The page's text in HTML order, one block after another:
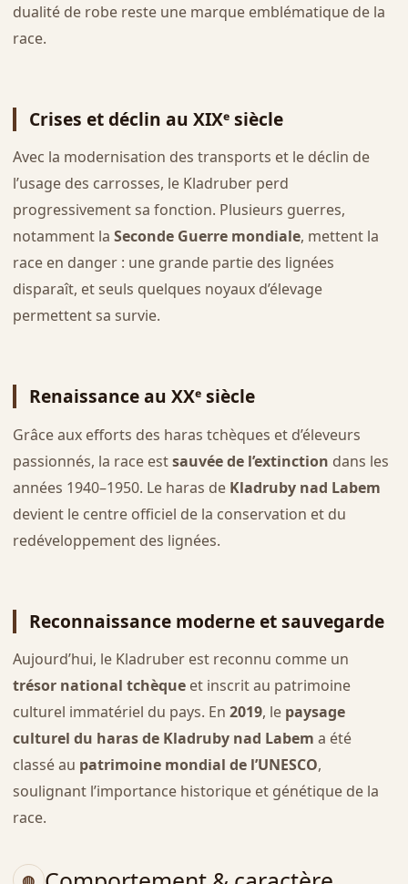
dualité de robe reste une marque emblématique de la
race.
Crises et déclin au XIXᵉ siècle
Avec la modernisation des transports et le déclin de
l’usage des carrosses, le Kladruber perd
progressivement sa fonction. Plusieurs guerres,
notamment la Seconde Guerre mondiale, mettent la
race en danger : une grande partie des lignées
disparaît, et seuls quelques noyaux d’élevage
permettent sa survie.
Renaissance au XXᵉ siècle
Grâce aux efforts des haras tchèques et d’éleveurs
passionnés, la race estsauvée de l’extinction dans les
années 1940–1950. Le haras de Kladruby nad Labem
devient le centre officiel de la conservation et du
redéveloppement des lignées.
Reconnaissance moderne et sauvegarde
Aujourd’hui, le Kladruber est reconnu comme un
trésor national tchèqueet inscrit au patrimoine
culturel immatériel du pays. En 2019, le paysage
culturel du haras de Kladruby nad Labem a été
classé au patrimoine mondial de l’UNESCO,
soulignant l’importance historique et génétique de la
race.